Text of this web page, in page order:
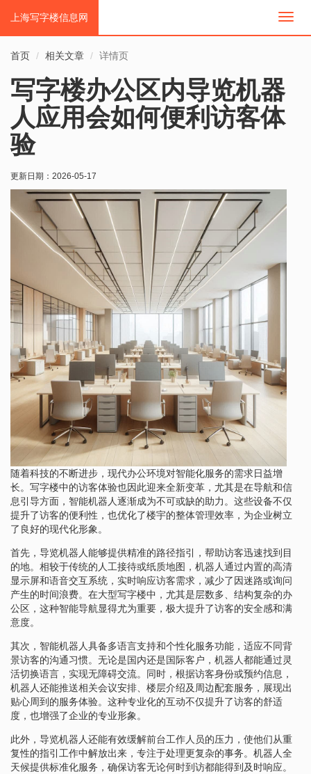
切
上海写字楼信息网
首页 相关文章 详情页
写字楼办公区内导览机器
人应用会如何便利访客体
验
更新日期： 2026-05-17
随着科技的不断进步，现代办公环境对智能化服务的需求日益增
长。写字楼中的访客体验也因此迎来全新变革，尤其是在导航和信
息引导方面，智能机器人逐渐成为不可或缺的助力。这些设备不仅
提升了访客的便利性，也优化了楼宇的整体管理效率，为企业树立
了良好的现代化形象。
首先，导览机器人能够提供精准的路径指引，帮助访客迅速找到目
的地。相较于传统的人工接待或纸质地图，机器人通过内置的高清
显示屏和语音交互系统，实时响应访客需求，减少了因迷路或询问
产生的时间浪费。在大型写字楼中，尤其是层数多、结构复杂的办
公区，这种智能导航显得尤为重要，极大提升了访客的安全感和满
意度。
其次，智能机器人具备多语言支持和个性化服务功能，适应不同背
景访客的沟通习惯。无论是国内还是国际客户，机器人都能通过灵
活切换语言，实现无障碍交流。同时，根据访客身份或预约信息，
机器人还能推送相关会议安排、楼层介绍及周边配套服务，展现出
贴心周到的服务体验。这种专业化的互动不仅提升了访客的舒适
度，也增强了企业的专业形象。
此外，导览机器人还能有效缓解前台工作人员的压力，使他们从重
复性的指引工作中解放出来，专注于处理更复杂的事务。机器人全
天候提供标准化服务，确保访客无论何时到访都能得到及时响应。